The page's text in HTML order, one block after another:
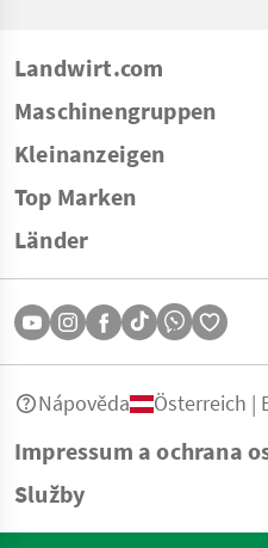
Landwirt.com
Maschinengruppen
Kleinanzeigen
Top Marken
Länder
Impressum a ochrana
Služby
Nápověda Österreich |